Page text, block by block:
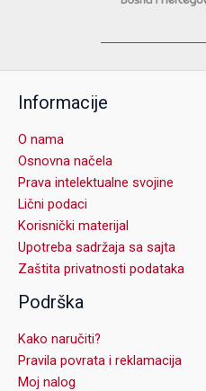
Informacije
O nama
Osnovna načela
Prava intelektualne svojine
Lični podaci
Korisnički materijal
Upotreba sadržaja sa sajta
Zaštita privatnosti podataka
Podrška
Kako naručiti?
Pravila povrata i reklamacija
Moj nalog